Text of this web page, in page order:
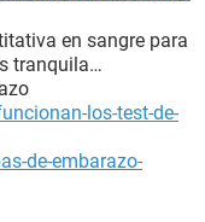
en sangre para
tranquila…
los-test-de-
de-embarazo-